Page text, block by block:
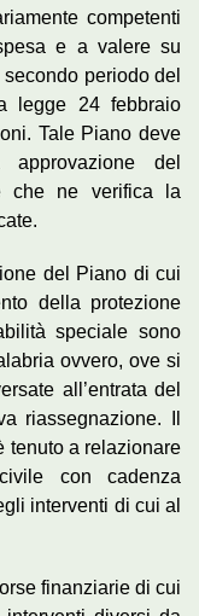
competenti
e a valere su
periodo del
legge 24 febbraio
Tale Piano deve
approvazione del
che ne verifica la
del Piano di cui
della protezione
speciale sono
ovvero, ove si
all’entrata del
riassegnazione. Il
tenuto a relazionare
con cadenza
interventi di cui al
finanziarie di cui